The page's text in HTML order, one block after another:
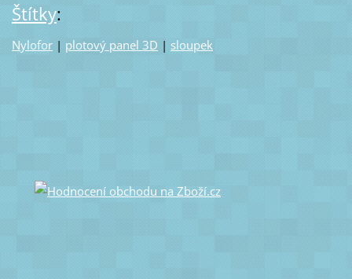
Štítky:
Nylofor | plotový panel 3D | sloupek